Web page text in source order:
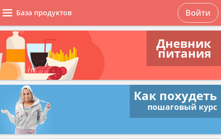
База продуктов Войти
Дневник
питания
Как похудеть
пошаговый курс